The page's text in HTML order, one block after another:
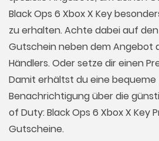
Black Ops 6 Xbox X Key
zu erhalten. Achte dabei auf den
Gutschein neben dem Angebot
Händlers. Oder setze dir einen
Damit erhältst du eine bequeme
Benachrichtigung über die
of Duty: Black Ops 6 Xbox X Key
Gutscheine.